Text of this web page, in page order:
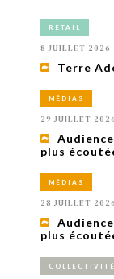
RETAIL
8 JUILLET 2026
Terre
MÉDIAS
29 JUILLET 2026
plus
MÉDIAS
28 JUILLET 2026
plus